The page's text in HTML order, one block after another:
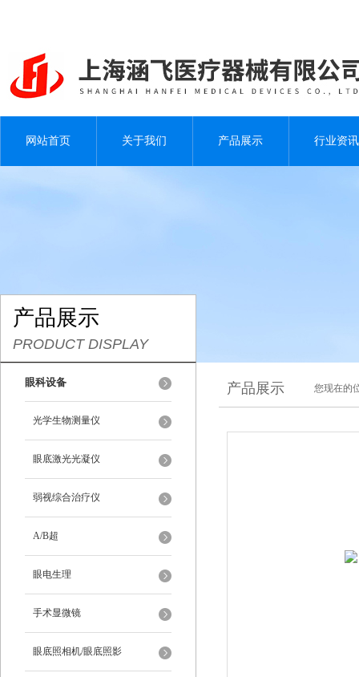
网站首页 关于我们 产品展示 行业资讯
产品展示
PRODUCT DISPLAY
眼科设备
光学生物测量仪
眼底激光光凝仪
弱视综合治疗仪
A/B超
眼电生理
手术显微镜
眼底照相机/眼底照影
产品展示 您现在的